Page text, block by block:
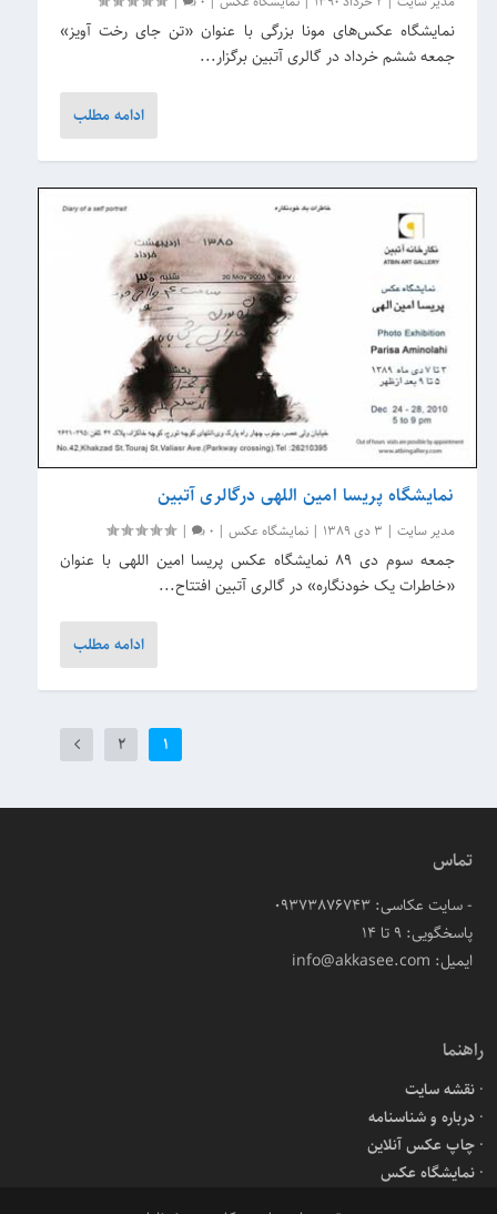
نمایشگاه عکس‌های مونا بزرگی با عنوان «تن جای رخت آویز»
جمعه ششم خرداد در گالری آتبین برگزار...
ادامه مطلب
نمایشگاه پریسا امین اللهی درگالری آتبین
مدیر سایت | 3 دی 1389 |نمایشگاه عکس |
0
|
جمعه سوم دی 89 نمایشگاه عکس پریسا امین اللهی با عنوان
«خاطرات یک خودنگاره» در گالری آتبین افتتاح...
ادامه مطلب
1
2
تماس
- سایت عکاسی: 09373876743
پاسخگویی: ۹ تا ۱۴
ایمیل: info@akkasee.com
راهنما
نقشه سایت
درباره و شناسنامه
چاپ عکس آنلاین
نمایشگاه عکس